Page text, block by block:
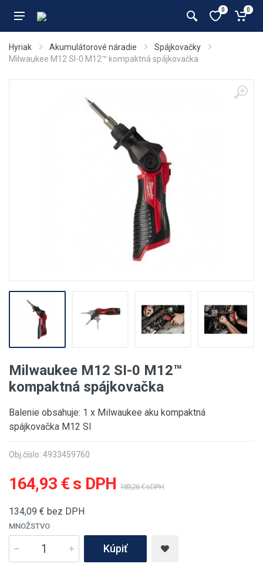
0 0
Hyriak Akumulátorové náradie
Spájkovačky
Milwaukee M12 SI-0 M12™ kompaktná spájkovačka
Milwaukee M12 SI-0 M12™
kompaktná spájkovačka
Balenie obsahuje: 1 x Milwaukee aku kompaktná
spájkovačka M12 SI
Obj.číslo: 4933459760
164,93 € s DPH 183,26 € s DPH
134,09 € bez DPH
MNOŽSTVO
Kúpiť